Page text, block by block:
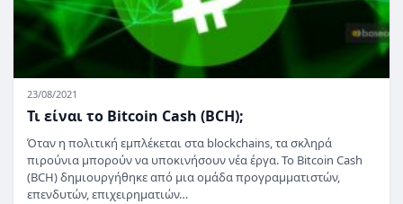
23/08/2021
Τι είναι το Bitcoin Cash (BCH);
Όταν η πολιτική εμπλέκεται στα blockchains, τα σκληρά
πιρούνια μπορούν να υποκινήσουν νέα έργα. Το Bitcoin Cash
(BCH) δημιουργήθηκε από μια ομάδα προγραμματιστών,
επενδυτών, επιχειρηματιών…